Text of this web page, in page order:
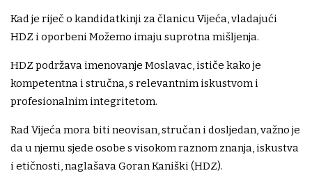
Kad je riječ o kandidatkinji za članicu Vijeća, vladajući
HDZ i oporbeni Možemo imaju suprotna mišljenja.
HDZ podržava imenovanje Moslavac, ističe kako je
kompetentna i stručna, s relevantnim iskustvom i
profesionalnim integritetom.
Rad Vijeća mora biti neovisan, stručan i dosljedan, važno je
da u njemu sjede osobe s visokom raznom znanja, iskustva
i etičnosti, naglašava Goran Kaniški (HDZ).